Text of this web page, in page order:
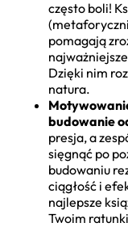
często boli!
pomagają
Dzięki nim
natura.
budowanie
presja, a
sięgnąć po
budowaniu
ciągłość i
najlepsze
Twoim